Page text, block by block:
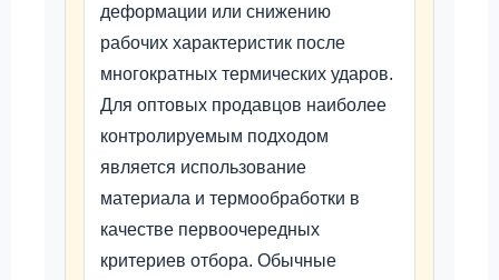
деформации или снижению
рабочих характеристик после
многократных термических ударов.
Для оптовых продавцов наиболее
контролируемым подходом
является использование
материала и термообработки в
качестве первоочередных
критериев отбора. Обычные